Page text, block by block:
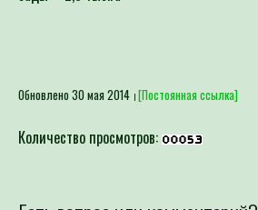
Обновлено 30 мая 2014 [Постоянная ссылка]
Количество просмотров: